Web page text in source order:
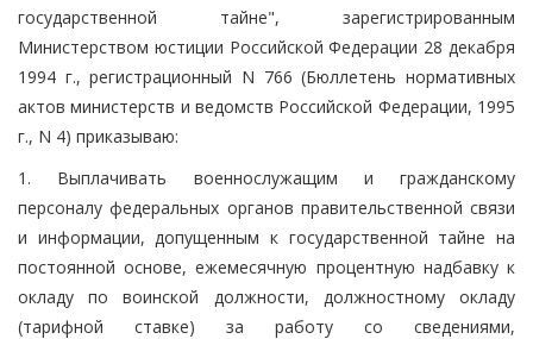
государственной тайне", зарегистрированным
Министерством юстиции Российской Федерации 28 декабря
1994 г., регистрационный N 766 (Бюллетень нормативных
актов министерств и ведомств Российской Федерации, 1995
г., N 4) приказываю:
1. Выплачивать военнослужащим и гражданскому
персоналу федеральных органов правительственной связи
и информации, допущенным к государственной тайне на
постоянной основе, ежемесячную процентную надбавку к
окладу по воинской должности, должностному окладу
(тарифной ставке) за работу со сведениями,